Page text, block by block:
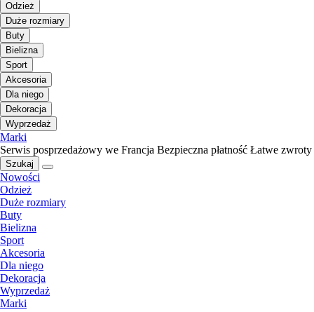
Odzież
Duże rozmiary
Buty
Bielizna
Sport
Akcesoria
Dla niego
Dekoracja
Wyprzedaż
Marki
Serwis posprzedażowy we Francja Bezpieczna płatność Łatwe zwroty
Szukaj
Nowości
Odzież
Duże rozmiary
Buty
Bielizna
Sport
Akcesoria
Dla niego
Dekoracja
Wyprzedaż
Marki